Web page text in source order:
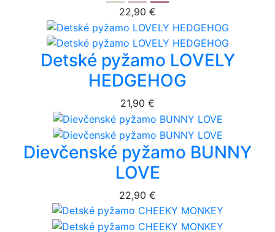
22,90 €
Detské pyžamo LOVELY
HEDGEHOG
21,90 €
Dievčenské pyžamo BUNNY
LOVE
22,90 €